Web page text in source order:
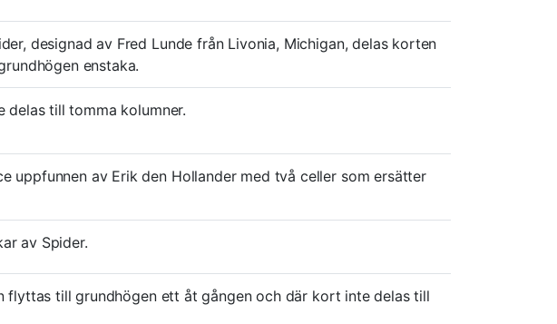
designad av Fred Lunde från Livonia, Michigan, delas korten
enstaka.
till tomma kolumner.
uppfunnen av Erik den Hollander med två celler som ersätter
av Spider.
flyttas till grundhögen ett åt gången och där kort inte delas till